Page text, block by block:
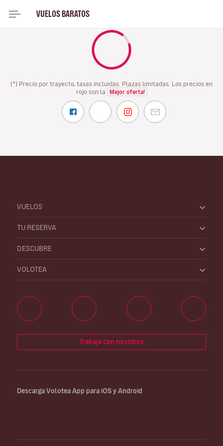
VUELOS BARATOS
VUELOS A PARA EL OTOÑO DESDE SOLO
(*) Precio por trayecto, tasas incluidas. Plazas limitadas. Los precios en
rojo son la
Mejor oferta!
VUELOS
TU RESERVA
DESCUBRE
VOLOTEA
Trabaja con nosotros
Descarga Volotea App para iOS y Android